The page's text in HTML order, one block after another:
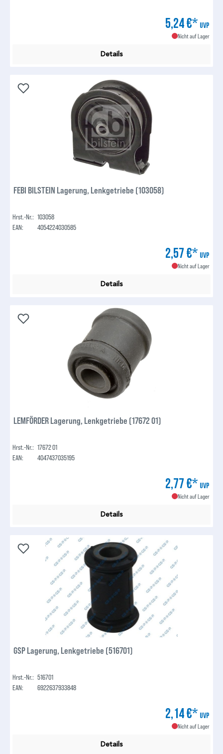
5,24 €* UVP
Nicht auf Lager
Details
FEBI BILSTEIN Lagerung, Lenkgetriebe (103058)
Hrst.-Nr.: 103058
EAN:
4054224030585
2,57 €* UVP
Nicht auf Lager
Details
LEMFÖRDER Lagerung, Lenkgetriebe (17672 01)
Hrst.-Nr.: 17672 01
EAN:
4047437035195
2,77 €* UVP
Nicht auf Lager
Details
GSP Lagerung, Lenkgetriebe (516701)
Hrst.-Nr.: 516701
EAN:
6922637933848
2,14 €* UVP
Nicht auf Lager
Details